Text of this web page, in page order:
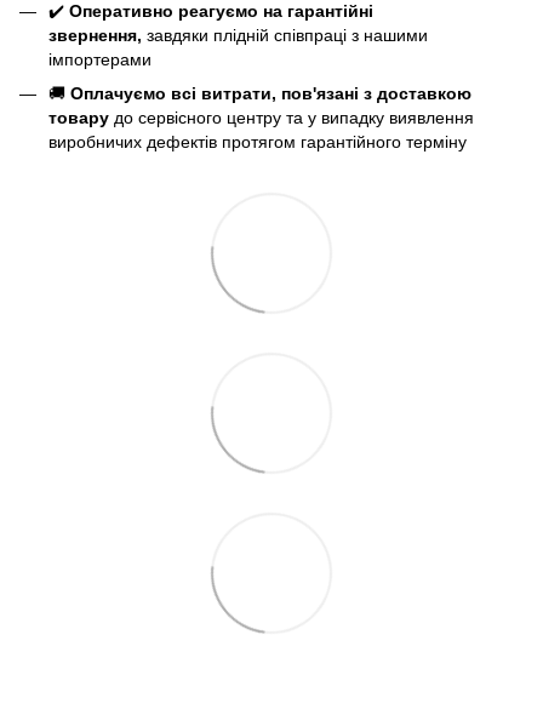
✔️ Оперативно реагуємо на гарантійні
звернення, завдяки плідній співпраці з нашими
імпортерами
🚚 Оплачуємо всі витрати, пов'язані з доставкою
товару до сервісного центру та у випадку виявлення
виробничих дефектів протягом гарантійного терміну